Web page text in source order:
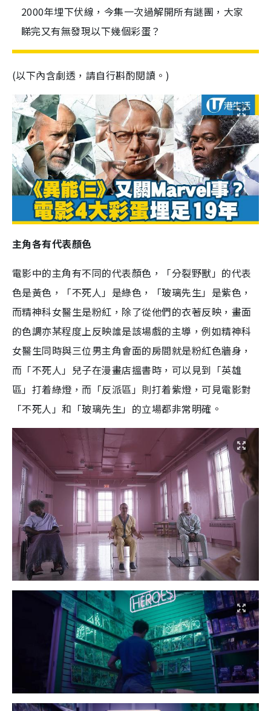
2000年埋下伏線，今集一次過解開所有謎團，大家
睇完又有無發現以下幾個彩蛋？
(以下內含劇透，請自行斟酌閱讀。)
主角各有代表顏色
電影中的主角有不同的代表顏色，「分裂野獸」的代表
色是黃色，「不死人」是綠色，「玻璃先生」是紫色，
而精神科女醫生是粉紅，除了從他們的衣著反映，畫面
的色調亦某程度上反映誰是該場戲的主導，例如精神科
女醫生同時與三位男主角會面的房間就是粉紅色牆身，
而「不死人」兒子在漫畫店搵書時，可以見到「英雄
區」打着綠燈，而「反派區」則打着紫燈，可見電影對
「不死人」和「玻璃先生」的立場都非常明確。